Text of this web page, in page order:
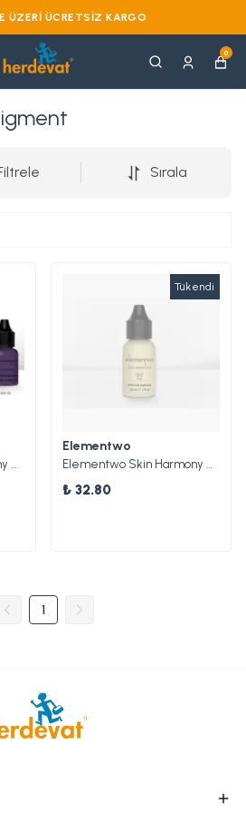
ÜZERI ÜCRETSIZ KARGO
0
Sırala
Elementwo Skin Harmony Airbrush Makeup Renk Kitleri
Tükendi
Elementwo
Elementwo Skin Harmony Airbrush Makeup Boyalar
₺ 32.80
1